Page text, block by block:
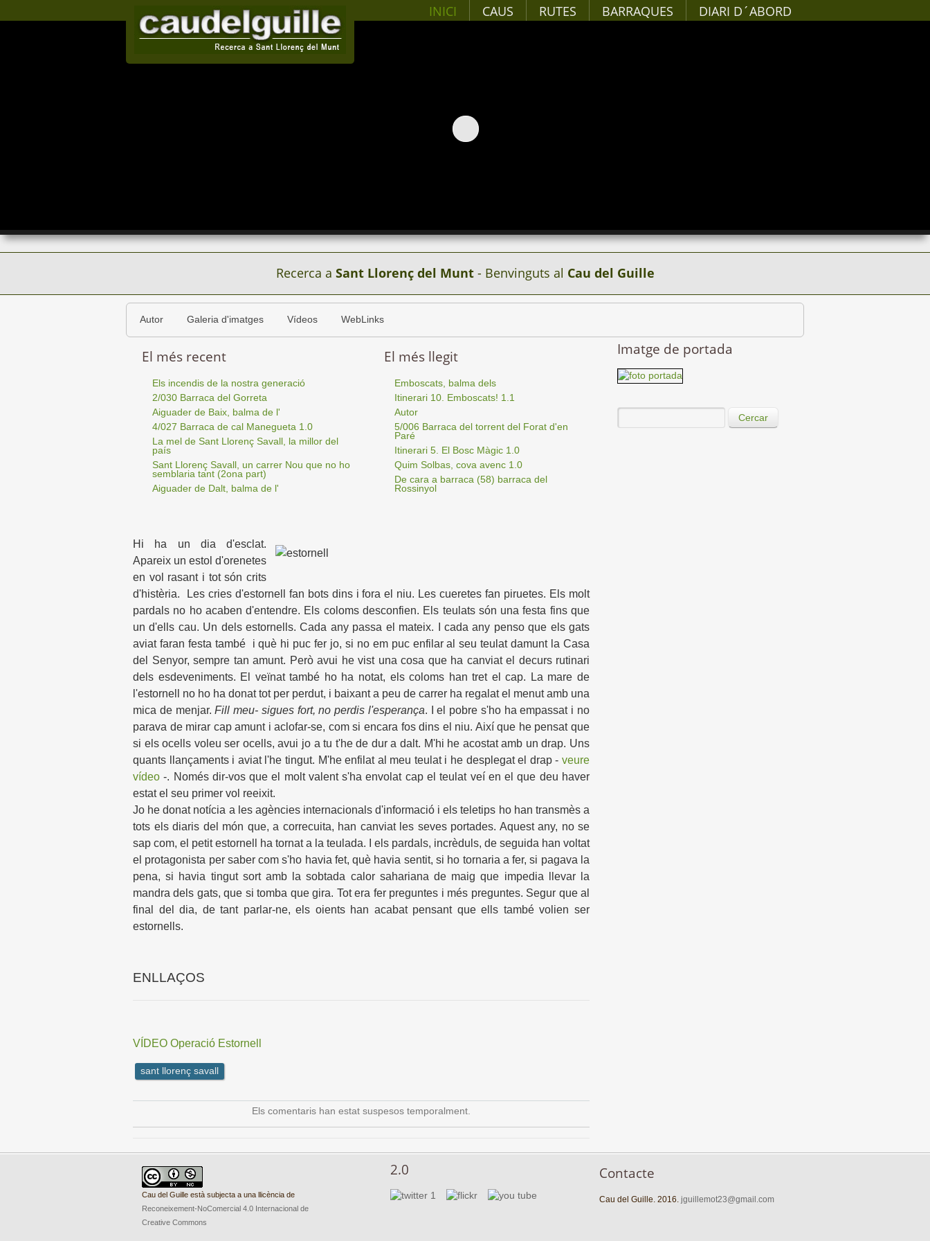
INICI CAUS RUTES BARRAQUES DIARI D´ABORD
Recerca a Sant Llorenç del Munt- Benvinguts al Cau del Guille
Autor Galeria d'imatges Vídeos WebLinks
Imatge de portada
Cercar
El més recent
Els incendis de la nostra generació
2/030 Barraca del Gorreta
Aiguader de Baix, balma de l'
4/027 Barraca de cal Manegueta 1.0
La mel de Sant Llorenç Savall, la millor del
país
Sant Llorenç Savall, un carrer Nou que no ho
semblaria tant (2ona part)
Aiguader de Dalt, balma de l'
El més llegit
Emboscats, balma dels
Itinerari 10. Emboscats! 1.1
Autor
5/006 Barraca del torrent del Forat d'en
Paré
Itinerari 5. El Bosc Màgic 1.0
Quim Solbas, cova avenc 1.0
De cara a barraca (58) barraca del
Rossinyol
Hi ha un dia d'esclat.
Apareix un estol d'orenetes
en vol rasant i tot són crits
d'histèria. Les cries d'estornell fan bots dins i fora el niu. Les cueretes fan piruetes. Els molt
pardals no ho acaben d'entendre. Els coloms desconfien. Els teulats són una festa fins que
un d'ells cau. Un dels estornells. Cada any passa el mateix. I cada any penso que els gats
aviat faran festa també i què hi puc fer jo, si no em puc enfilar al seu teulat damunt la Casa
del Senyor, sempre tan amunt. Però avui he vist una cosa que ha canviat el decurs rutinari
dels esdeveniments. El veïnat també ho ha notat, els coloms han tret el cap. La mare de
l'estornell no ho ha donat tot per perdut, i baixant a peu de carrer ha regalat el menut amb una
mica de menjar.Fill meu- sigues fort, no perdis l'esperança. I el pobre s'ho ha empassat i no
parava de mirar cap amunt i aclofar-se, com si encara fos dins el niu. Així que he pensat que
si els ocells voleu ser ocells, avui jo a tu t'he de dur a dalt. M'hi he acostat amb un drap. Uns
quants llançaments i aviat l'he tingut. M'he enfilat al meu teulat i he desplegat el drap - veure
vídeo -. Només dir-vos que el molt valent s'ha envolat cap el teulat veí en el que deu haver
estat el seu primer vol reeixit.
Jo he donat notícia a les agències internacionals d'informació i els teletips ho han transmès a
tots els diaris del món que, a correcuita, han canviat les seves portades. Aquest any, no se
sap com, el petit estornell ha tornat a la teulada. I els pardals, incrèduls, de seguida han voltat
el protagonista per saber com s'ho havia fet, què havia sentit, si ho tornaria a fer, si pagava la
pena, si havia tingut sort amb la sobtada calor sahariana de maig que impedia llevar la
mandra dels gats, que si tomba que gira. Tot era fer preguntes i més preguntes. Segur que al
final del dia, de tant parlar-ne, els oients han acabat pensant que ells també volien ser
estornells.
ENLLAÇOS
VÍDEO Operació Estornell
sant llorenç savall
Els comentaris han estat suspesos temporalment.
Cau del Guille està subjecta a una llicència de
Reconeixement-NoComercial 4.0 Internacional de
Creative Commons
Contacte
Cau del Guille. 2016.jguillemot23@gmail.com
2.0